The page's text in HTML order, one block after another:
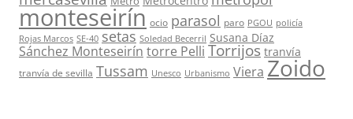
monteseirín ocio parasol paro PGOU policía
Rojas Marcos SE-40 setas Soledad Becerril Susana Díaz
Sánchez Monteseirín torre Pelli Torrijos tranvía
tranvía de sevilla Tussam Unesco Urbanismo Viera Zoido